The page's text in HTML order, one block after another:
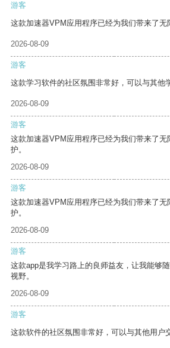
游客
这款加速器VPM应用程序已经为我们带来了无
2026-08-09
游客
这款学习软件的社区氛围非常好，可以与其他
2026-08-09
游客
这款加速器VPM应用程序已经为我们带来了
护。
2026-08-09
游客
这款加速器VPM应用程序已经为我们带来了
护。
2026-08-09
游客
这款app是我学习路上的良师益友，让我能够
视野。
2026-08-09
游客
这款软件的社区氛围非常好，可以与其他用户